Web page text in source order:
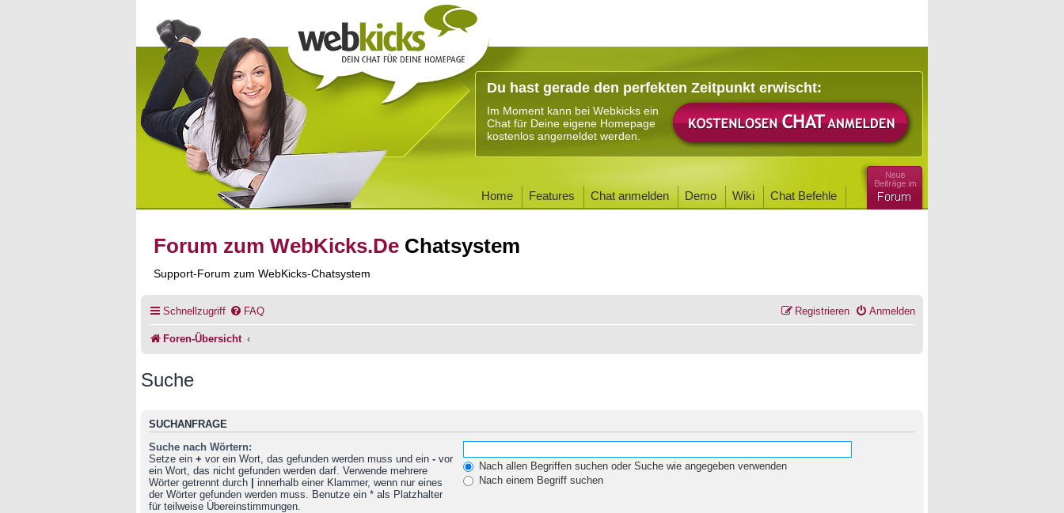
Du hast gerade den perfekten Zeitpunkt erwischt:
Im Moment kann bei Webkicks ein
Chat für Deine eigene Homepage
kostenlos angemeldet werden.
Home Features Chat anmelden Demo Wiki Chat Befehle
Forum zum WebKicks.De Chatsystem
Support-Forum zum WebKicks-Chatsystem
Schnellzugriff FAQ Anmelden
Registrieren
Foren-Übersicht
Suche
SUCHANFRAGE
Suche nach Wörtern:
Setze ein + vor ein Wort, das gefunden werden muss und ein - vor
ein Wort, das nicht gefunden werden darf. Verwende mehrere
Wörter getrennt durch
innerhalb einer Klammer, wenn nur eines
der Wörter gefunden werden muss. Benutze ein * als Platzhalter
für teilweise Übereinstimmungen.
Nach allen Begriffen suchen oder Suche wie angegeben verwenden
Nach einem Begriff suchen